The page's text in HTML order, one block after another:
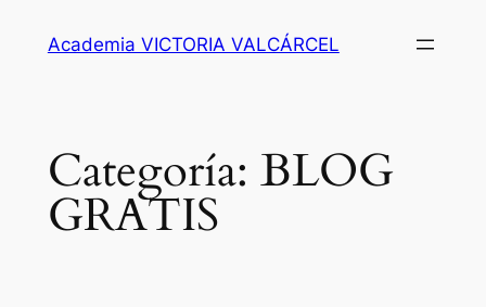
Academia VICTORIA VALCÁRCEL
Categoría: BLOG
GRATIS